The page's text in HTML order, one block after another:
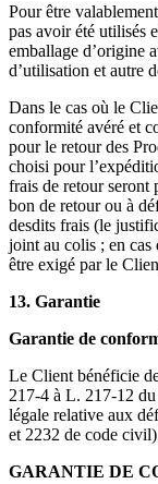
Pour être
pas avoir été utilisés
emballage d’origine
d’utilisation et autre
Dans le cas où le
conformité avéré et
pour le retour des
choisi pour
frais de retour seront
bon de retour ou à
desdits frais (le
joint au colis ; en cas
être exigé par le
13. Garantie
Garantie de
Le Client bénéficie
217-4 à L. 217-12
légale relative aux
et 2232 de code
GARANTIE DE